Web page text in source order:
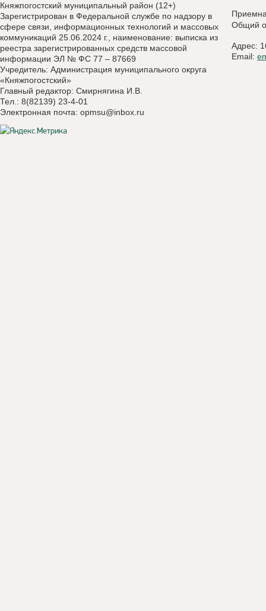
Княжпогостский муниципальный район (12+)
Зарегистрирован в Федеральной службе по надзору в
сфере связи, информационных технологий и массовых
коммуникаций 25.06.2024 г., наименование: выписка из
реестра зарегистрированных средств массовой
информации ЭЛ № ФС 77 – 87669
Учредитель: Администрация муниципального округа
«Княжпогостский»
Главный редактор: Смирнягина И.В.
Тел.: 8(82139) 23-4-01
Электронная почта: opmsu@inbox.ru
Общий
Адрес:
Email: